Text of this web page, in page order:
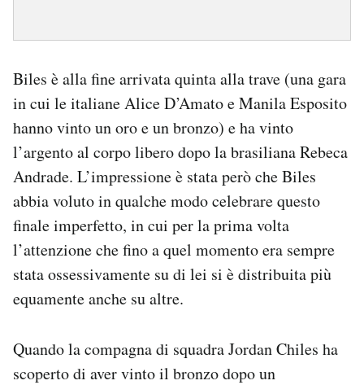
Biles è alla fine arrivata quinta alla trave (una gara
in cui le italiane Alice D’Amato e Manila Esposito
hanno vinto un oro e un bronzo) e ha vinto
l’argento al corpo libero dopo la brasiliana Rebeca
Andrade. L’impressione è stata però che Biles
abbia voluto in qualche modo celebrare questo
finale imperfetto, in cui per la prima volta
l’attenzione che fino a quel momento era sempre
stata ossessivamente su di lei si è distribuita più
equamente anche su altre.
Quando la compagna di squadra Jordan Chiles ha
scoperto di aver vinto il bronzo dopo un